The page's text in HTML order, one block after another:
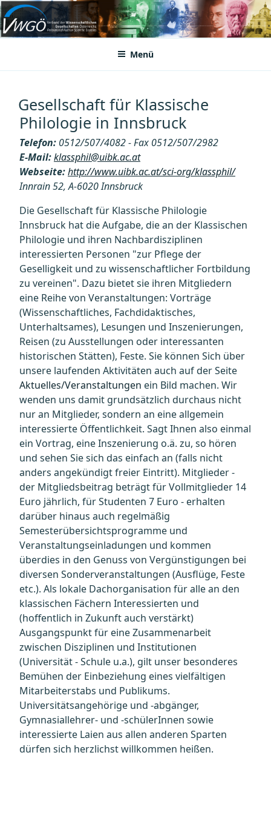
Zum
Inhalt
springenVWGÖ
Federation of Austrian Scientific Societies
Menü
Gesellschaft für Klassische
Philologie in Innsbruck
Telefon: 0512/507/4082 - Fax 0512/507/2982
E-Mail:klassphil@uibk.ac.at
Webseite:http://www.uibk.ac.at/sci-org/klassphil/
Innrain 52, A-6020 Innsbruck
Die Gesellschaft für Klassische Philologie
Innsbruck hat die Aufgabe, die an der Klassischen
Philologie und ihren Nachbardisziplinen
interessierten Personen "zur Pflege der
Geselligkeit und zu wissenschaftlicher Fortbildung
zu vereinen". Dazu bietet sie ihren Mitgliedern
eine Reihe von Veranstaltungen: Vorträge
(Wissenschaftliches, Fachdidaktisches,
Unterhaltsames), Lesungen und Inszenierungen,
Reisen (zu Ausstellungen oder interessanten
historischen Stätten), Feste. Sie können Sich über
unsere laufenden Aktivitäten auch auf der Seite
Aktuelles/Veranstaltungen ein Bild machen. Wir
wenden uns damit grundsätzlich durchaus nicht
nur an Mitglieder, sondern an eine allgemein
interessierte Öffentlichkeit. Sagt Ihnen also einmal
ein Vortrag, eine Inszenierung o.ä. zu, so hören
und sehen Sie sich das einfach an (falls nicht
anders angekündigt freier Eintritt). Mitglieder -
der Mitgliedsbeitrag beträgt für Vollmitglieder 14
Euro jährlich, für Studenten 7 Euro - erhalten
darüber hinaus auch regelmäßig
Semesterübersichtsprogramme und
Veranstaltungseinladungen und kommen
überdies in den Genuss von Vergünstigungen bei
diversen Sonderveranstaltungen (Ausflüge, Feste
etc.). Als lokale Dachorganisation für alle an den
klassischen Fächern Interessierten und
(hoffentlich in Zukunft auch verstärkt)
Ausgangspunkt für eine Zusammenarbeit
zwischen Disziplinen und Institutionen
(Universität - Schule u.a.), gilt unser besonderes
Bemühen der Einbeziehung eines vielfältigen
Mitarbeiterstabs und Publikums.
Universitätsangehörige und -abgänger,
Gymnasiallehrer- und -schülerInnen sowie
interessierte Laien aus allen anderen Sparten
dürfen sich herzlichst willkommen heißen.